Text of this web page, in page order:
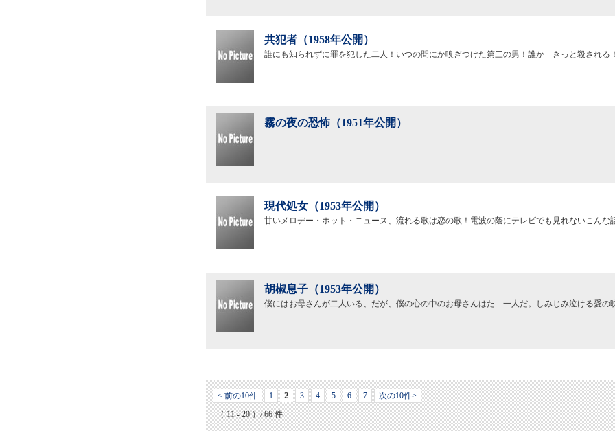
共犯者（1958年公開）
誰にも知られずに罪を犯した二人！いつの間にか嗅ぎつけた第三の男！誰かゞきっと殺される！
霧の夜の恐怖（1951年公開）
現代処女（1953年公開）
甘いメロデー・ホット・ニュース、流れる歌は恋の歌！電波の蔭にテレビでも見れないこんな
胡椒息子（1953年公開）
僕にはお母さんが二人いる、だが、僕の心の中のお母さんはたゞ一人だ。しみじみ泣ける愛の
< 前の10件 1 2 3 4 5 6 7
次の10件>
（ 11 - 20 ）/ 66 件